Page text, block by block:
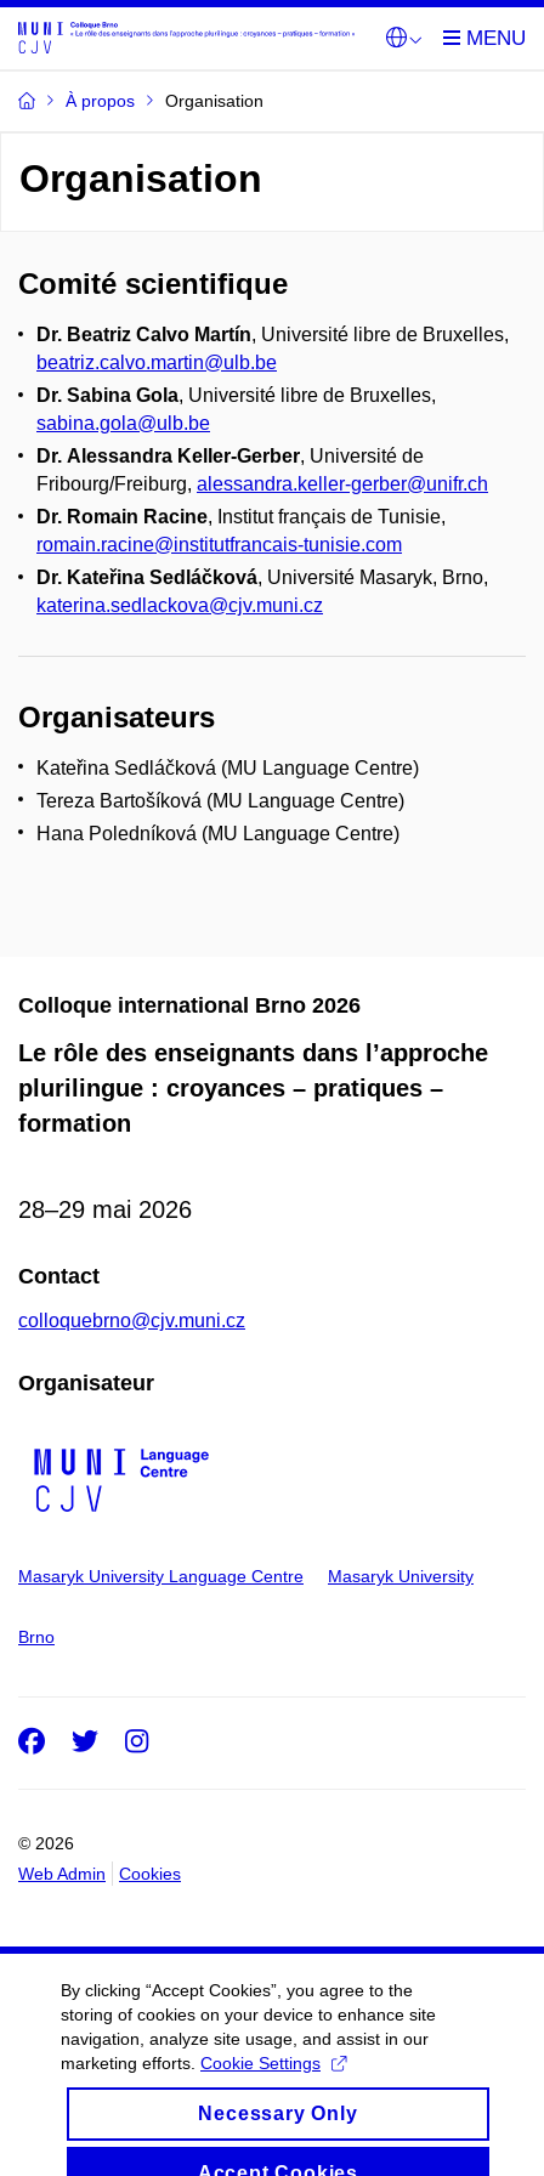
À propos Organisation
Organisation
Comité scientifique
Dr. Beatriz Calvo Martín, Université libre de Bruxelles,
beatriz.calvo.martin@ulb.be
Dr. Sabina Gola, Université libre de Bruxelles,
sabina.gola@ulb.be
Dr. Alessandra Keller-Gerber, Université de
Fribourg/Freiburg, alessandra.keller-gerber@unifr.ch
Dr. Romain Racine, Institut français de Tunisie,
romain.racine@institutfrancais-tunisie.com
Dr. Kateřina Sedláčková, Université Masaryk, Brno,
katerina.sedlackova@cjv.muni.cz
Organisateurs
Kateřina Sedláčková (MU Language Centre)
Tereza Bartošíková (MU Language Centre)
Hana Poledníková (MU Language Centre)
Colloque international Brno 2026
Le rôle des enseignants dans l’approche
plurilingue : croyances – pratiques –
formation
28–29 mai 2026
Contact
colloquebrno@cjv.muni.cz
Organisateur
Masaryk University Language Centre Masaryk University
Brno
© 2026
Web Admin
Cookies
Facebook
Twitter
Instagram
By clicking “Accept Cookies”, you agree to the
storing of cookies on your device to enhance site
navigation, analyze site usage, and assist in our
marketing efforts. Cookie Settings
Necessary Only